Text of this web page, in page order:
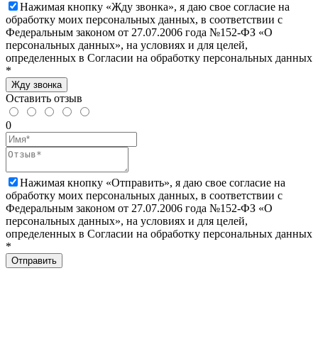
Нажимая кнопку «Жду звонка», я даю свое согласие на
обработку моих персональных данных, в соответствии с
Федеральным законом от 27.07.2006 года №152-ФЗ «О
персональных данных», на условиях и для целей,
определенных в Согласии на обработку персональных данных
*
Жду звонка
Оставить отзыв
0
Нажимая кнопку «Отправить», я даю свое согласие на
обработку моих персональных данных, в соответствии с
Федеральным законом от 27.07.2006 года №152-ФЗ «О
персональных данных», на условиях и для целей,
определенных в Согласии на обработку персональных данных
*
Отправить